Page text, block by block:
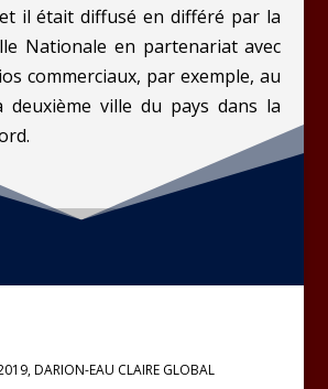
il était diffusé en différé par la
Nationale en partenariat avec
commerciaux, par exemple, au
deuxième ville du pays dans la
DARION-EAU CLAIRE GLOBAL